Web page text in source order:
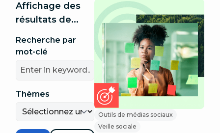
Affichage des
résultats de...
Recherche par
mot-clé
Thèmes
Outils de médias sociaux
Veille sociale